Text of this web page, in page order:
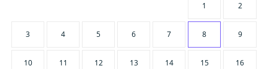
1 2
3 4 5 6 7 8 9
10 11 12 13 14 15 16